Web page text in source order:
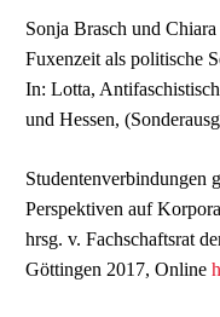
Sonja Brasch und
Fuxenzeit als politische
In: Lotta,
und Hessen,
Studentenverbindungen
Perspektiven auf
hrsg. v. Fachschaftsrat
Göttingen 2017, Online